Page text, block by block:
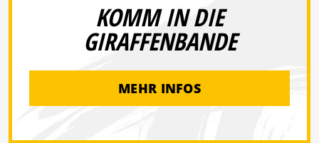
KOMM IN DIE
GIRAFFENBANDE
MEHR INFOS